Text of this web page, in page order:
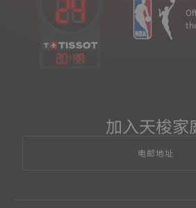
20:49
加入天梭家
电邮地址